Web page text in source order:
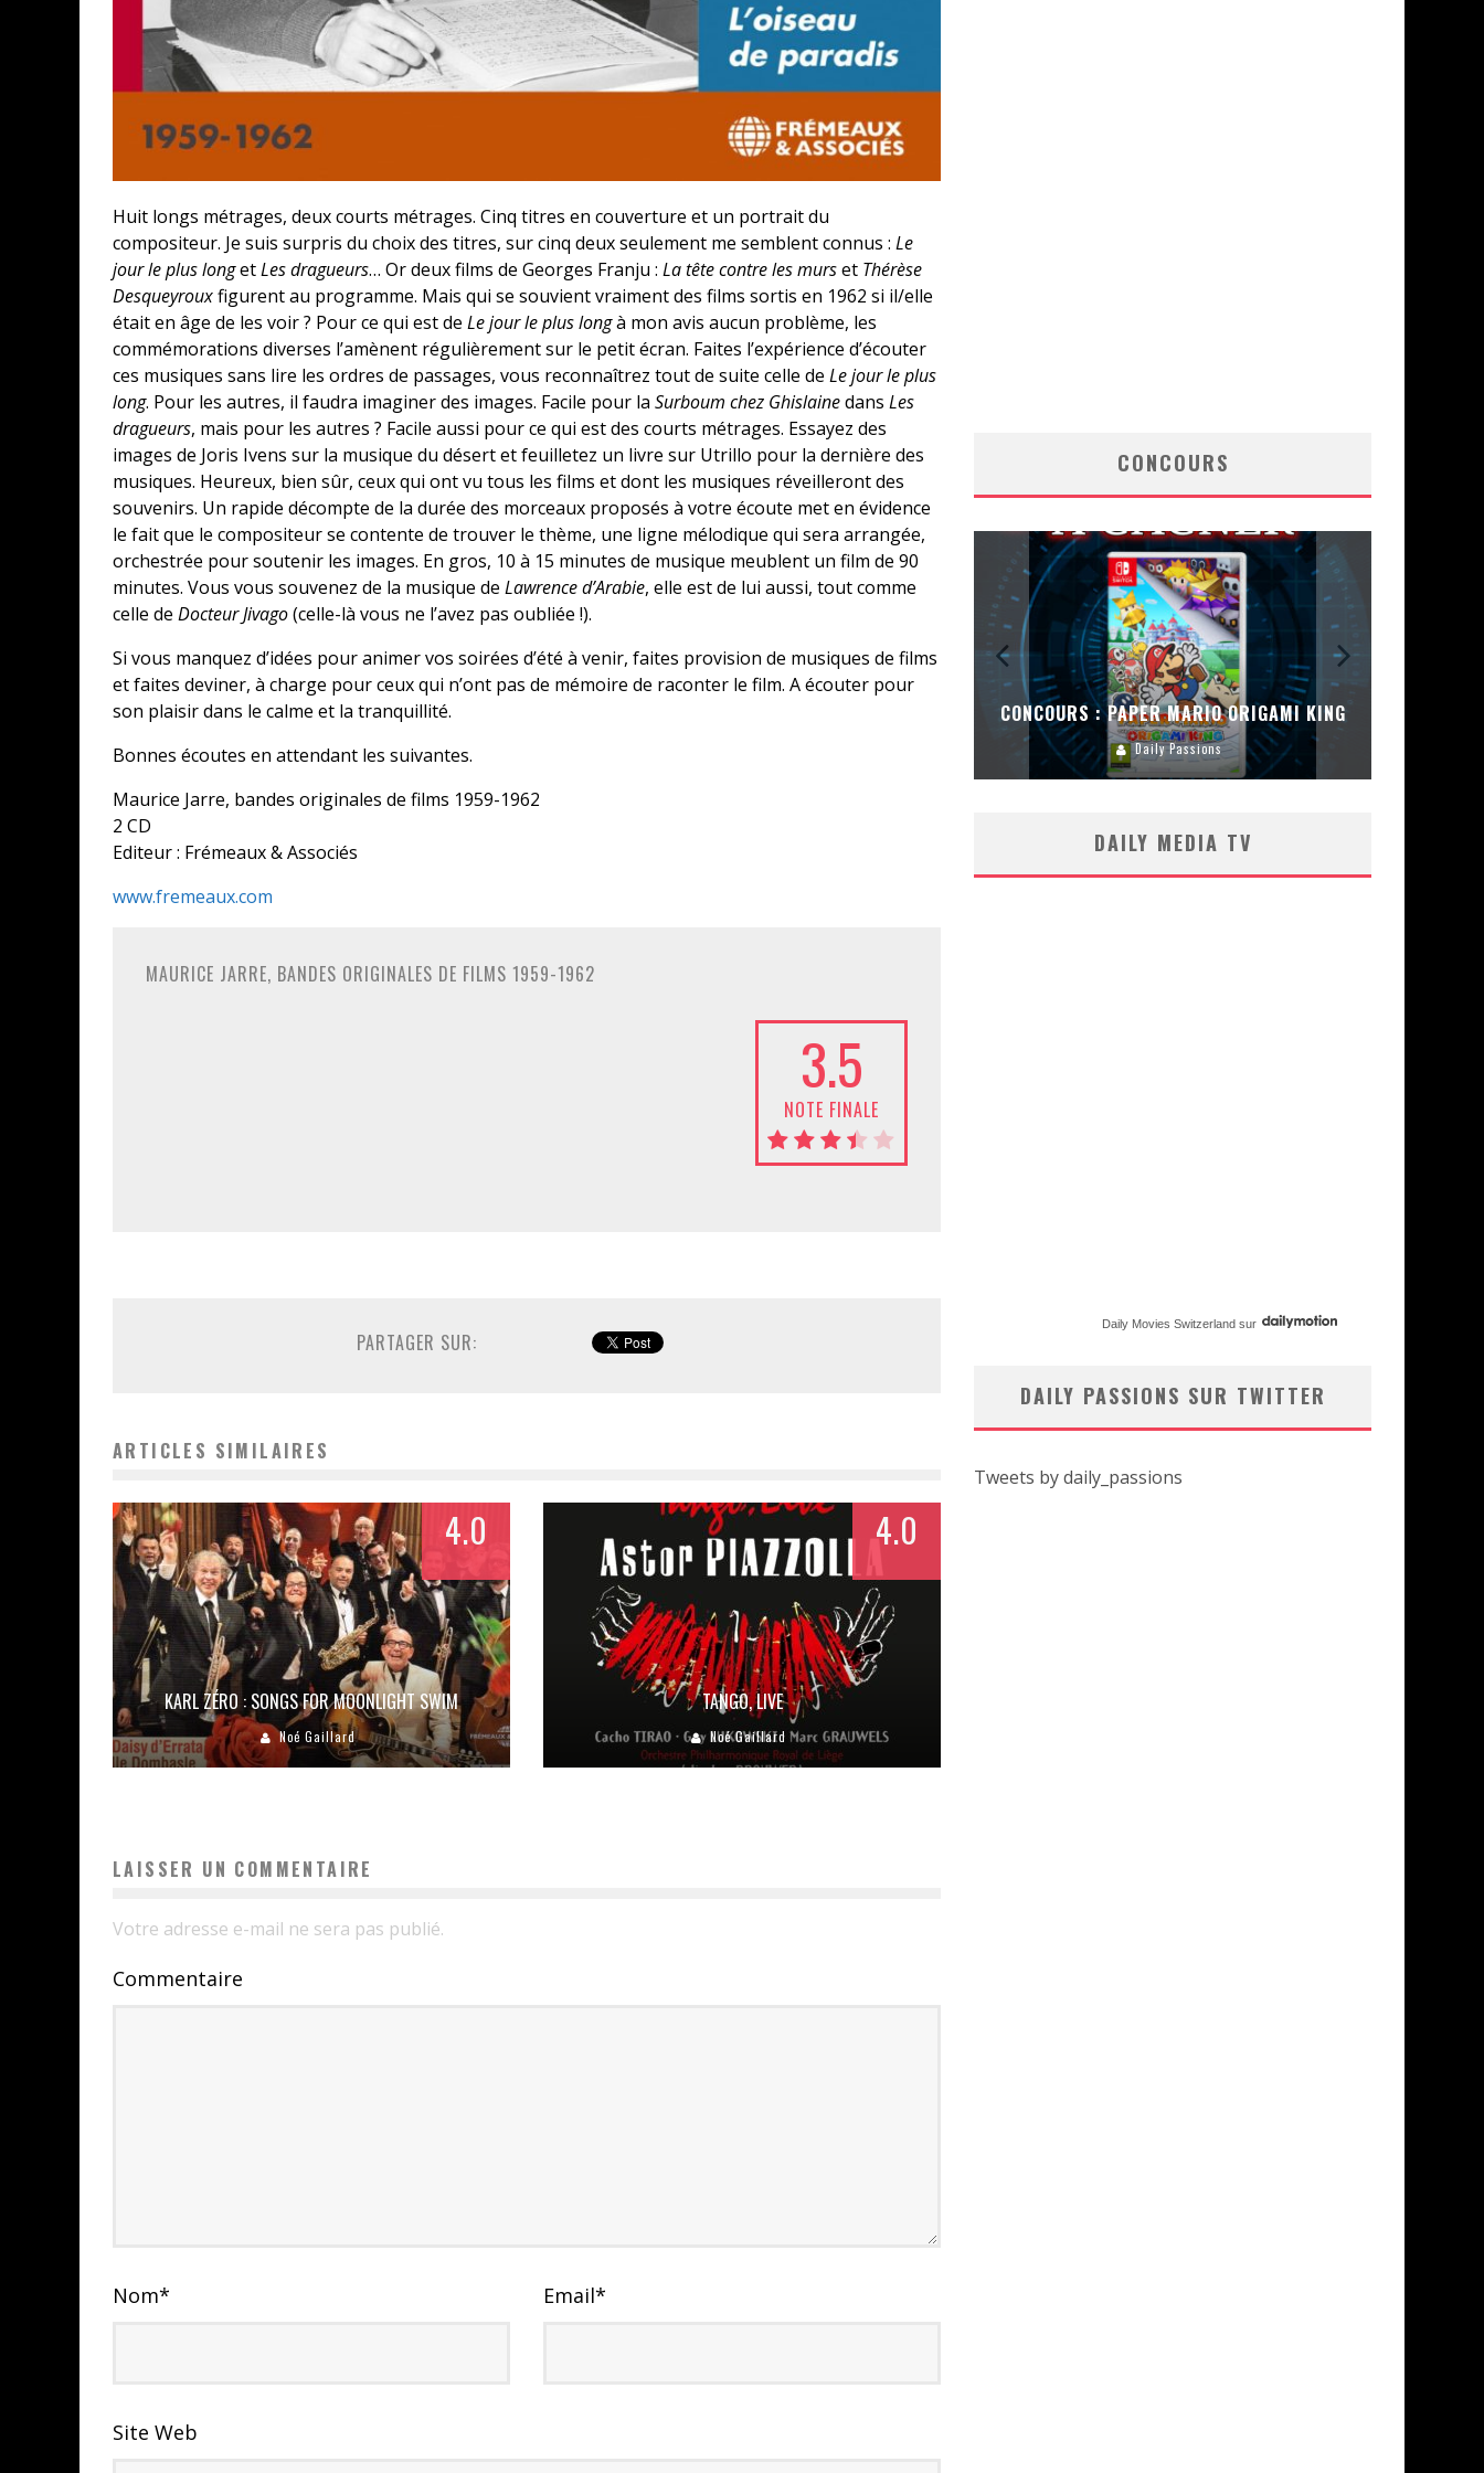
Huit longs métrages, deux courts métrages. Cinq titres en couverture et un portrait du
compositeur. Je suis surpris du choix des titres, sur cinq deux seulement me semblent connus : Le
jour le plus longetLes dragueurs… Or deux films de Georges Franju : La tête contre les murset Thérèse
Desqueyrouxfigurent au programme. Mais qui se souvient vraiment des films sortis en 1962 si il/elle
était en âge de les voir ? Pour ce qui est de Le jour le plus longà mon avis aucun problème, les
commémorations diverses l’amènent régulièrement sur le petit écran. Faites l’expérience d’écouter
ces musiques sans lire les ordres de passages, vous reconnaîtrez tout de suite celle de Le jour le plus
long. Pour les autres, il faudra imaginer des images. Facile pour la Surboum chez Ghislainedans Les
dragueurs, mais pour les autres ? Facile aussi pour ce qui est des courts métrages. Essayez des
images de Joris Ivens sur la musique du désert et feuilletez un livre sur Utrillo pour la dernière des
musiques. Heureux, bien sûr, ceux qui ont vu tous les films et dont les musiques réveilleront des
souvenirs. Un rapide décompte de la durée des morceaux proposés à votre écoute met en évidence
le fait que le compositeur se contente de trouver le thème, une ligne mélodique qui sera arrangée,
orchestrée pour soutenir les images. En gros, 10 à 15 minutes de musique meublent un film de 90
minutes. Vous vous souvenez de la musique de Lawrence d’Arabie, elle est de lui aussi, tout comme
celle de Docteur Jivago(celle-là vous ne l’avez pas oubliée !).
Si vous manquez d’idées pour animer vos soirées d’été à venir, faites provision de musiques de films
et faites deviner, à charge pour ceux qui n’ont pas de mémoire de raconter le film. A écouter pour
son plaisir dans le calme et la tranquillité.
Bonnes écoutes en attendant les suivantes.
Maurice Jarre, bandes originales de films 1959-1962
2 CD
Editeur : Frémeaux & Associés
www.fremeaux.com
MAURICE JARRE, BANDES ORIGINALES DE FILMS 1959-1962
3.5
NOTE FINALE
PARTAGER SUR:
ARTICLES SIMILAIRES
4.0
KARL ZÉRO : SONGS FOR MOONLIGHT SWIM
Noé Gaillard
4.0
TANGO, LIVE
Noé Gaillard
LAISSER UN COMMENTAIRE
Votre adresse e-mail ne sera pas publié.
Commentaire
Nom* Email*
Site Web
CONCOURS
CONCOURS : CALENDRIER DE L’AVENT – UNE
COPIE DU JEU « GRID, ULTIMATE EDITION »
CONCOURS : PAPER MARIO ORIGAMI KING
Daily Passions
DAILY MEDIA TV
Daily Movies Switzerland sur
DAILY PASSIONS SUR TWITTER
Tweets by daily_passions